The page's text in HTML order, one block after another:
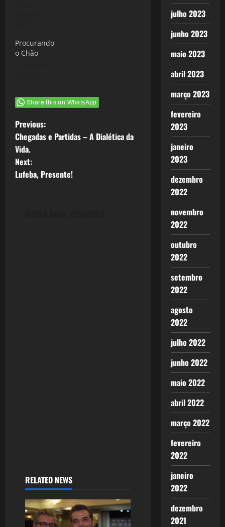
Procurando
o Chão
Share this on WhatsApp
P
o
s
Previous:
Chegadas e Partidas – A Dialética da
Vida.
Next:
Lufeba, Presente!
RELATED NEWS
julho 2023
junho 2023
maio 2023
abril 2023
março 2023
fevereiro
2023
janeiro
2023
dezembro
2022
novembro
2022
outubro
2022
setembro
2022
agosto
2022
julho 2022
junho 2022
maio 2022
abril 2022
março 2022
fevereiro
2022
janeiro
2022
dezembro
2021